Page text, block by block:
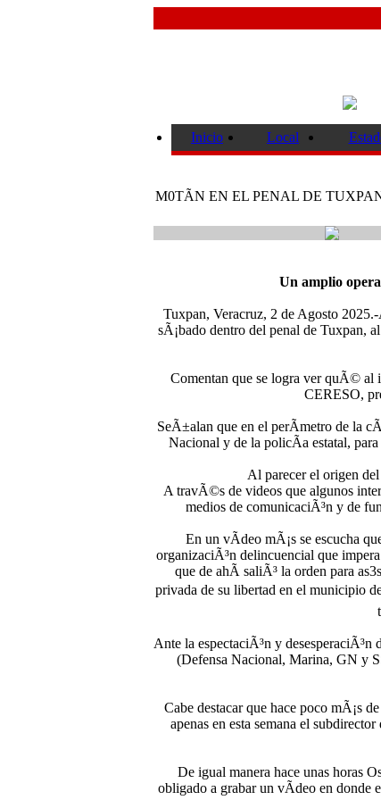
Inicio Local
M0TÃN EN EL PENAL DE
Un amplio
Tuxpan, Veracruz, 2 de Agosto
sÃ¡bado dentro del penal de Tuxpan,
Comentan que se logra ver quÃ© al
CERESO,
SeÃ±alan que en el perÃ­metro de la
Nacional y de la policÃ­a estatal,
Al parecer el origen
A travÃ©s de videos que algunos
medios de comunicaciÃ³n y de
En un vÃ­deo mÃ¡s se escucha
organizaciÃ³n delincuencial que
que de ahÃ­ saliÃ³ la orden para
privada de su libertad en el municipio
Ante la espectaciÃ³n y desesperaciÃ³n
(Defensa Nacional, Marina, GN y
Cabe destacar que hace poco mÃ¡s
apenas en esta semana el
De igual manera hace unas horas
obligado a grabar un vÃ­deo en donde